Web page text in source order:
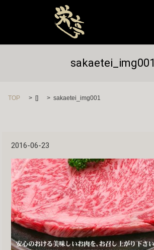
sakaetei_img001
TOP [] sakaetei_img001
2016-06-23